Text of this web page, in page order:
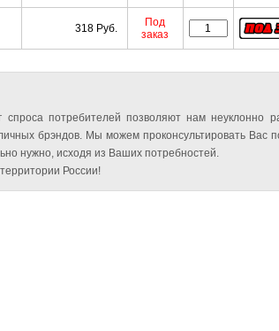
318 Руб.
Под
заказ
потребителей позволяют нам неуклонно
брэндов. Мы можем проконсультировать Вас
нужно, исходя из Ваших потребностей.
России!